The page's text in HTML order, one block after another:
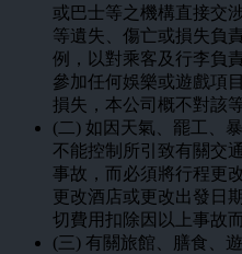
或巴士等之機構直接交
等遺失、傷亡或損失負
例，以對乘客及行李負
參加任何娛樂或遊戲項
損失，本公司概不對該
(二) 如因天氣、罷工、
不能控制所引致有關交
事故，而必須將行程更
更改酒店或更改出發日
切費用扣除因以上事故
(三) 有關旅館、膳食、